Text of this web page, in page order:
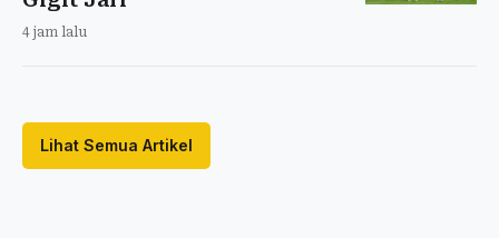
4 jam lalu
Lihat Semua Artikel